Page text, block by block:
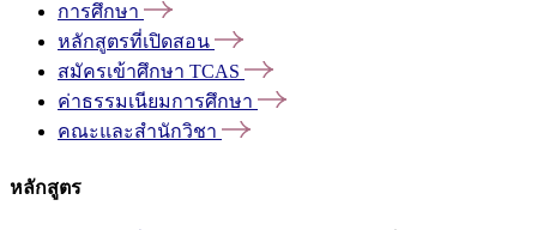
การศึกษา
หลักสูตรที่เปิดสอน
สมัครเข้าศึกษา TCAS
ค่าธรรมเนียมการศึกษา
คณะและสำนักวิชา
หลักสูตร